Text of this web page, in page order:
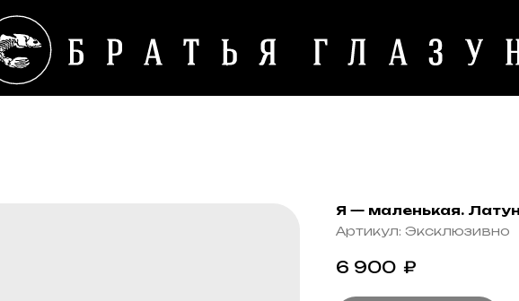
Я — маленькая.
Артикул: Эксклюзивно
6 900 ₽